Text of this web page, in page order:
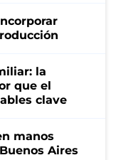
la
que el
clave
manos
Aires